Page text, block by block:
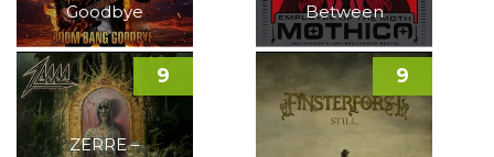
Goodbye
Between
ZERRE –
9 9